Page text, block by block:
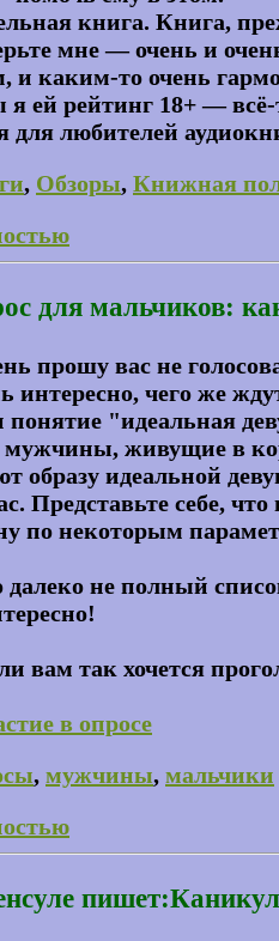
книга. Книга,
мне — очень и
и каким-то очень
ей рейтинг 18+ — всё-
любителей
, Обзоры, Книжная
для мальчиков:
прошу вас не
интересно, чего же
понятие "идеальная
живущие в
образу идеальной
Представьте себе,
по некоторым
далеко не полный
вам так хочется
в опросе
, мужчины, мальчики